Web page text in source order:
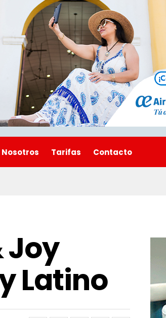
Nosotros Tarifas Contacto
Joy
Latino